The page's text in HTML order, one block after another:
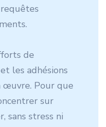
de
les adhésions
Pour que
sur
sans stress ni